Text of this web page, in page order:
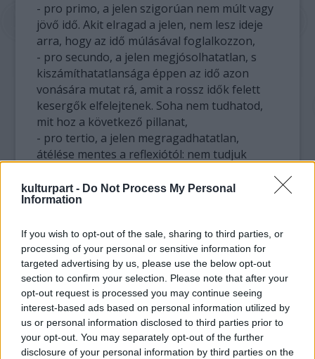
kulturpart - Do Not Process My Personal
Information
If you wish to opt-out of the sale, sharing to third parties, or
processing of your personal or sensitive information for
targeted advertising by us, please use the below opt-out
section to confirm your selection. Please note that after your
opt-out request is processed you may continue seeing
interest-based ads based on personal information utilized by
us or personal information disclosed to third parties prior to
your opt-out. You may separately opt-out of the further
disclosure of your personal information by third parties on the
- pro primo, a jelen szigorúan nem múlt vagy
jövő idő. Akit elragad a jelen, nem lesz ideje
arra, hogy az idő múlásával foglalkozzon,
- pro secundo, a jelen megjósolhatatlan, s
kiszámíthatatlansága éppen az idő azon
vonására mutat rá, amit a rossz idők felett
kesergők elfelejtenek. Soha nem tudhatod,
mit hoz a következő pillanat,
- pro tertio, a jelen megragadhatatlan,
átélése mentes a reflexiótól: nem tudjuk
- pro quarto, a jelen örök, az idő tehát nem
marad ott sehol, hogy aztán később
visszatér.
Ám hol akad efféle különleges orvosság?
Láss csodát: míg mi elmélkedtünk, Haydn, a
patikus, már ki is keverte az orvosságot,
méghozzá négy adagban, szigorúan dúrban
kimérve.